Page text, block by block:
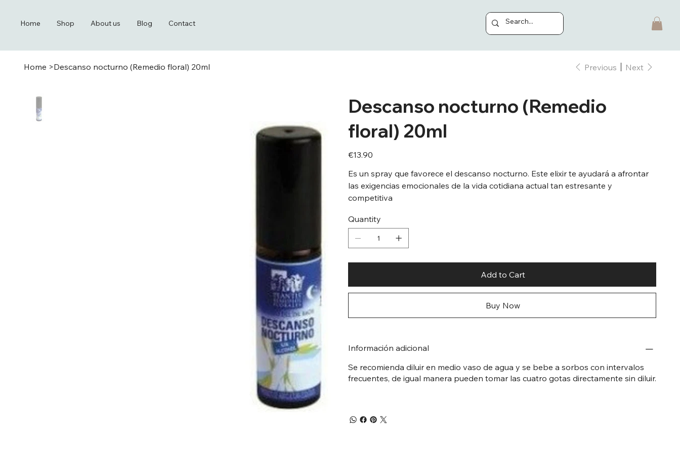
Home Shop About us Blog Contact
Home >Descanso nocturno (Remedio floral) 20ml Previous Next
Descanso nocturno (Remedio
floral) 20ml
Price
€13.90
Es un spray que favorece el descanso nocturno. Este elixir te ayudará a afrontar
las exigencias emocionales de la vida cotidiana actual tan estresante y
competitiva
Quantity
Add to Cart
Buy Now
Información adicional
Se recomienda diluir en medio vaso de agua y se bebe a sorbos con intervalos
frecuentes, de igual manera pueden tomar las cuatro gotas directamente sin diluir.